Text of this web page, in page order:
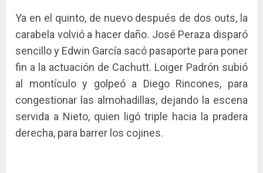
Ya en el quinto, de nuevo después de dos outs, la
carabela volvió a hacer daño. José Peraza disparó
sencillo y Edwin García sacó pasaporte para poner
fin a la actuación de Cachutt. Loiger Padrón subió
al montículo y golpeó a Diego Rincones, para
congestionar las almohadillas, dejando la escena
servida a Nieto, quien ligó triple hacia la pradera
derecha, para barrer los cojines.